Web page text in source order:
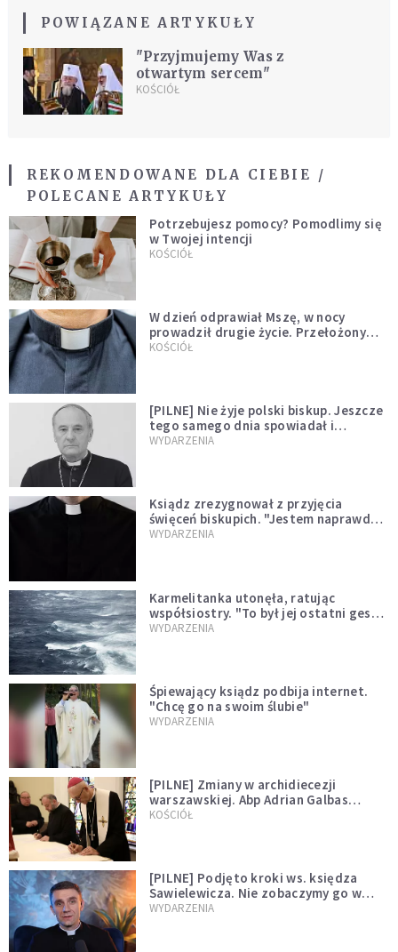
POWIĄZANE ARTYKUŁY
"Przyjmujemy Was z
otwartym sercem"
KOŚCIÓŁ
REKOMENDOWANE DLA CIEBIE /
POLECANE ARTYKUŁY
Potrzebujesz pomocy? Pomodlimy się
w Twojej intencji
KOŚCIÓŁ
W dzień odprawiał Mszę, w nocy
prowadził drugie życie. Przełożony
kazał mu opuścić zakon
KOŚCIÓŁ
[PILNE] Nie żyje polski biskup. Jeszcze
tego samego dnia spowiadał i
sprawował Mszę świętą
WYDARZENIA
Ksiądz zrezygnował z przyjęcia
święceń biskupich. "Jestem naprawdę
niegodny"
WYDARZENIA
Karmelitanka utonęła, ratując
współsiostry. "To był jej ostatni gest
miłości"
WYDARZENIA
Śpiewający ksiądz podbija internet.
"Chcę go na swoim ślubie"
WYDARZENIA
[PILNE] Zmiany w archidiecezji
warszawskiej. Abp Adrian Galbas
wręczył dekrety nowym proboszczom
KOŚCIÓŁ
[PILNE] Podjęto kroki ws. księdza
Sawielewicza. Nie zobaczymy go w
mediach
WYDARZENIA